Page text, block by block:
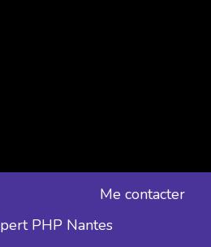
Me contacter
PHP Nantes